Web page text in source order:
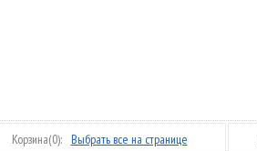
Корзина(0): Выбрать все на странице